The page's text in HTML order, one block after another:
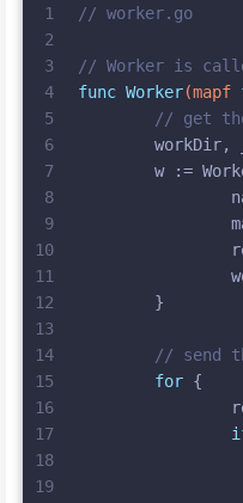
1
2
3
4
5
6
7
8
9
10
11
12
13
14
15
16
17
18
19
// worker.go
// Worker is
func Worker(mapf
// get
workDir,
w :=
	}
// send
for {